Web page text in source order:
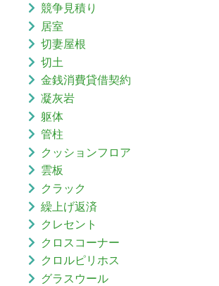
競争見積り
居室
切妻屋根
切土
金銭消費貸借契約
凝灰岩
躯体
管柱
クッションフロア
雲板
クラック
繰上げ返済
クレセント
クロスコーナー
クロルピリホス
グラスウール